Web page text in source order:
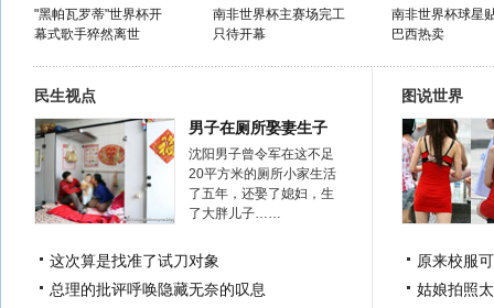
"黑帕瓦罗蒂"世界杯开
幕式歌手猝然离世
南非世界杯主赛场完工
只待开幕
南非世界杯球星
巴西热卖
民生视点
男子在厕所娶妻生子
沈阳男子曾令军在这不足
20平方米的厕所小家生活
了五年，还娶了媳妇，生
了大胖儿子……
这次算是找准了试刀对象
总理的批评呼唤隐藏无奈的叹息
图说世界
原来校服
姑娘拍照